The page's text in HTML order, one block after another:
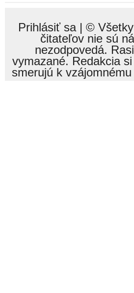
Prihlásiť sa| © Všetky
čitateľov nie sú
nezodpovedá.
vymazané. Redakcia
smerujú k